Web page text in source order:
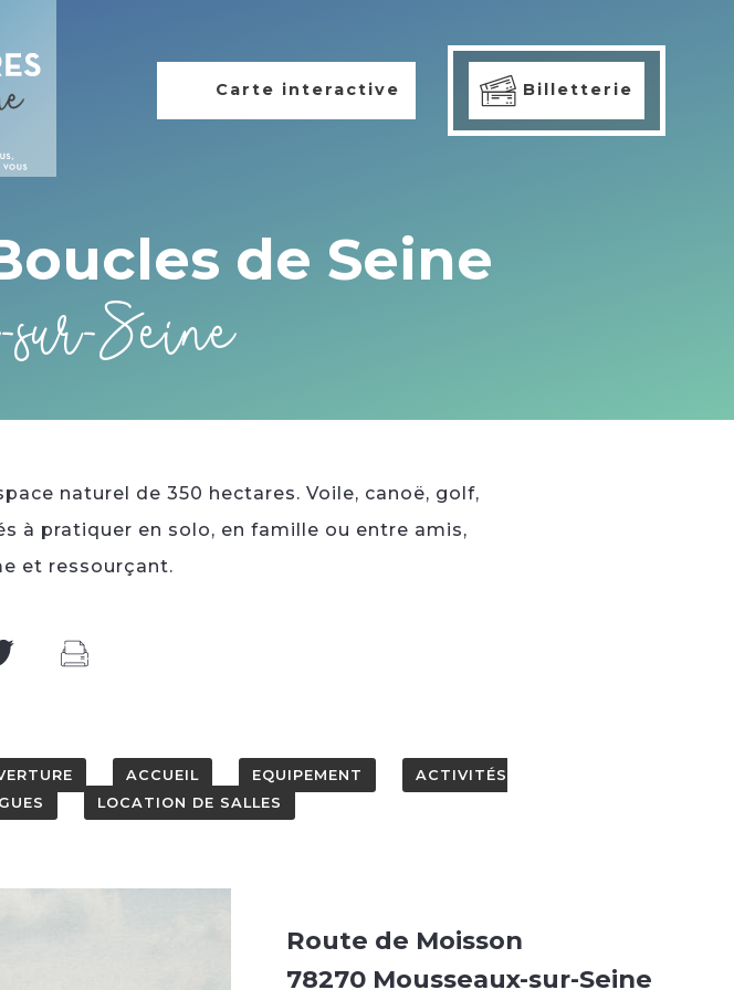
Carte interactive Billetterie
de Seine
Seine
naturel de 350 hectares. Voile, canoë, golf,
à pratiquer en solo, en famille ou entre amis,
et ressourçant.
ACCUEIL EQUIPEMENT
ACTIVITÉS
LOCATION DE SALLES
Route de Moisson
78270 Mousseaux-sur-Seine